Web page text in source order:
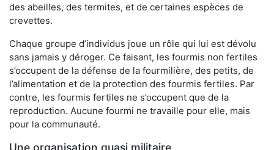
des abeilles, des termites, et de certaines espèces de
crevettes.
Chaque groupe d’individus joue un rôle qui lui est dévolu
sans jamais y déroger. Ce faisant, les fourmis non fertiles
s’occupent de la défense de la fourmilière, des petits, de
l’alimentation et de la protection des fourmis fertiles. Par
contre, les fourmis fertiles ne s’occupent que de la
reproduction. Aucune fourmi ne travaille pour elle, mais
pour la communauté.
Une organisation quasi militaire